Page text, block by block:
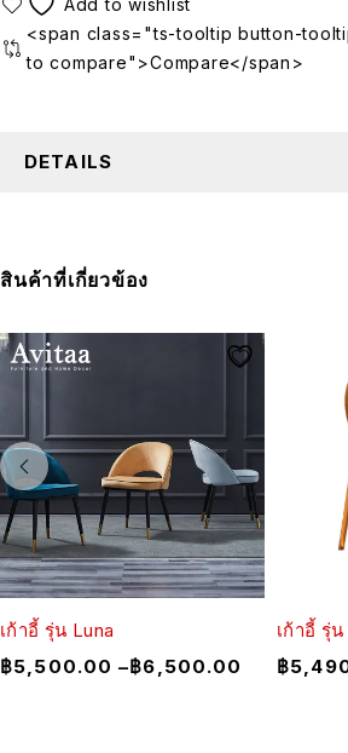
<span class="ts-tooltip button-
to compare">Compare</span>
DETAILS
สินค้าที่เกี่ยวข้อง
เก้าอี้ รุ่น Luna
฿5,500.00 –฿6,500.00
เก้าอี้ รุ่
฿